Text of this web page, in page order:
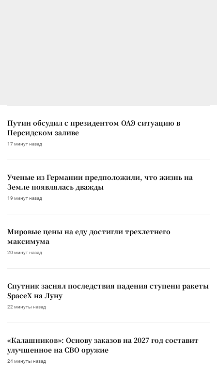
Путин обсудил с президентом ОАЭ ситуацию в
Персидском заливе
17 минут назад
Ученые из Германии предположили, что жизнь на
Земле появлялась дважды
19 минут назад
Мировые цены на еду достигли трехлетнего
максимума
20 минут назад
Спутник заснял последствия падения ступени ракеты
SpaceX на Луну
22 минуты назад
«Калашников»: Основу заказов на 2027 год составит
улучшенное на СВО оружие
24 минуты назад